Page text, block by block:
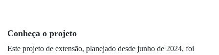
Conheça o projeto
Este projeto de extensão, planejado desde junho de 2024, foi